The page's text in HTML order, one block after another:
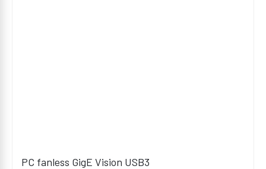
PC fanless GigE Vision USB3